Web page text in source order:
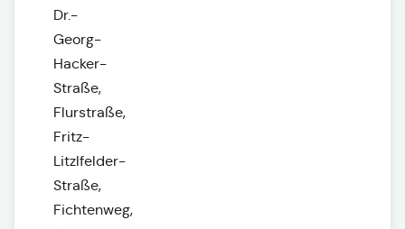
Dr.-
Georg-
Hacker-
Straße,
Flurstraße,
Fritz-
Litzlfelder-
Straße,
Fichtenweg,